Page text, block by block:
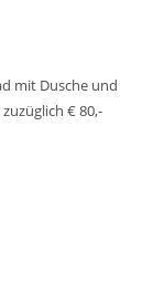
mit Dusche und
€ 80,-